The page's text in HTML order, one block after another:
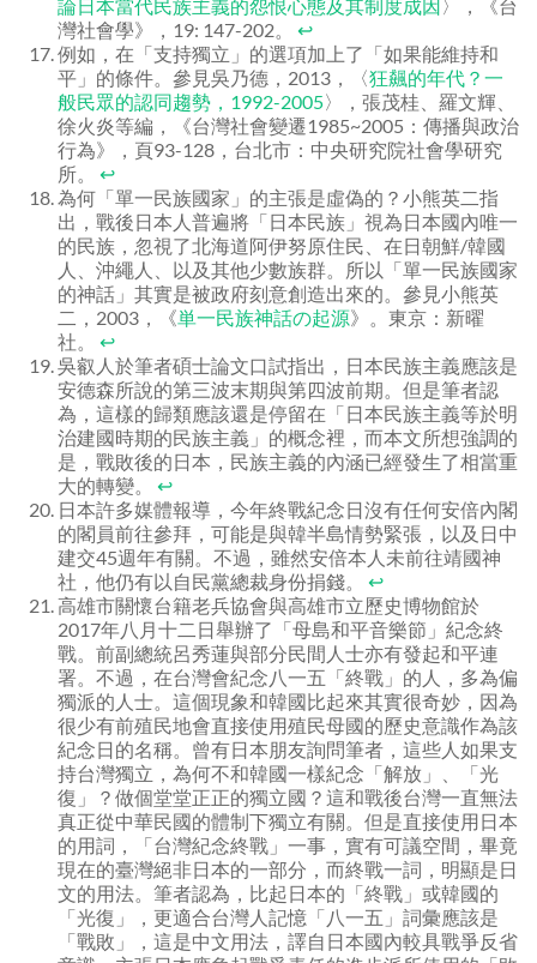
論日本當代民族主義的怨恨心態及其制度成因〉，《台
灣社會學》，19: 147-202。
↩
例如，在「支持獨立」的選項加上了「如果能維持和
平」的條件。參見吳乃德，2013，〈狂飆的年代？一
般民眾的認同趨勢，1992-2005〉，張茂桂、羅文輝、
徐火炎等編，《台灣社會變遷1985~2005：傳播與政治
行為》，頁93-128，台北市：中央研究院社會學研究
所。↩
為何「單一民族國家」的主張是虛偽的？小熊英二指
出，戰後日本人普遍將「日本民族」視為日本國內唯一
的民族，忽視了北海道阿伊努原住民、在日朝鮮/韓國
人、沖繩人、以及其他少數族群。所以「單一民族國家
的神話」其實是被政府刻意創造出來的。參見小熊英
二，2003，《単一民族神話の起源》。東京：新曜
社。↩
吳叡人於筆者碩士論文口試指出，日本民族主義應該是
安德森所說的第三波末期與第四波前期。但是筆者認
為，這樣的歸類應該還是停留在「日本民族主義等於明
治建國時期的民族主義」的概念裡，而本文所想強調的
是，戰敗後的日本，民族主義的內涵已經發生了相當重
大的轉變。↩
日本許多媒體報導，今年終戰紀念日沒有任何安倍內閣
的閣員前往參拜，可能是與韓半島情勢緊張，以及日中
建交45週年有關。不過，雖然安倍本人未前往靖國神
社，他仍有以自民黨總裁身份捐錢。↩
高雄市關懷台籍老兵協會與高雄市立歷史博物館於
2017年八月十二日舉辦了「母島和平音樂節」紀念終
戰。前副總統呂秀蓮與部分民間人士亦有發起和平連
署。不過，在台灣會紀念八一五「終戰」的人，多為偏
獨派的人士。這個現象和韓國比起來其實很奇妙，因為
很少有前殖民地會直接使用殖民母國的歷史意識作為該
紀念日的名稱。曾有日本朋友詢問筆者，這些人如果支
持台灣獨立，為何不和韓國一樣紀念「解放」、「光
復」？做個堂堂正正的獨立國？這和戰後台灣一直無法
真正從中華民國的體制下獨立有關。但是直接使用日本
的用詞，「台灣紀念終戰」一事，實有可議空間，畢竟
現在的臺灣絕非日本的一部分，而終戰一詞，明顯是日
文的用法。筆者認為，比起日本的「終戰」或韓國的
「光復」，更適合台灣人記憶「八一五」詞彙應該是
「戰敗」，這是中文用法，譯自日本國內較具戰爭反省